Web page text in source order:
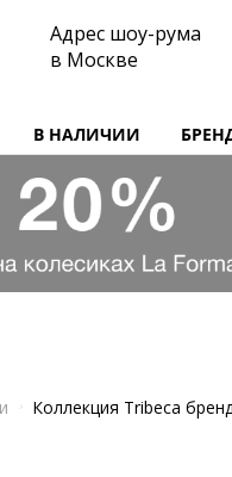
Адрес шоу-рума
в Москве
В НАЛИЧИИ
Коллекция Tribeca